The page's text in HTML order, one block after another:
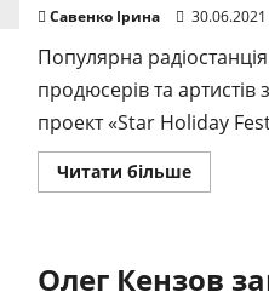
Савенко Ірина 30.06.2021
Популярна
продюсерів та
проект «Star Holiday
Читати більше
про
HOLIDAY
FEST!
Олег Кензов